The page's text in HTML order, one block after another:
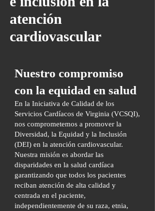
atención
cardiovascular
Nuestro compromiso
con la equidad en salud
En la Iniciativa de Calidad de los
Servicios Cardíacos de Virginia (VCSQI),
nos comprometemos a promover la
Diversidad, la Equidad y la Inclusión
(DEI) en la atención cardiovascular.
Nuestra misión es abordar las
disparidades en la salud cardíaca
garantizando que todos los pacientes
reciban atención de alta calidad y
centrada en el paciente,
independientemente de su raza, etnia,